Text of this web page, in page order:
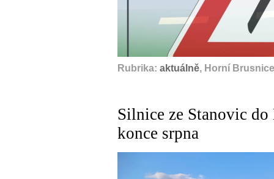
Rubrika: aktuálně, Horní
Silnice ze Stanovic
konce srpna